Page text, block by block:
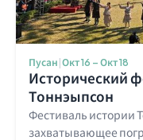
Пусан |Окт 16 – Окт 18
Исторический
Тоннэыпсон
Фестиваль истории
захватывающее